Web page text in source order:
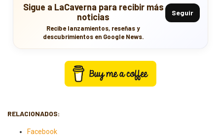
Sigue a LaCaverna para recibir más
noticias
Recibe lanzamientos, reseñas y
descubrimientos en Google News.
Seguir
RELACIONADOS:
Facebook